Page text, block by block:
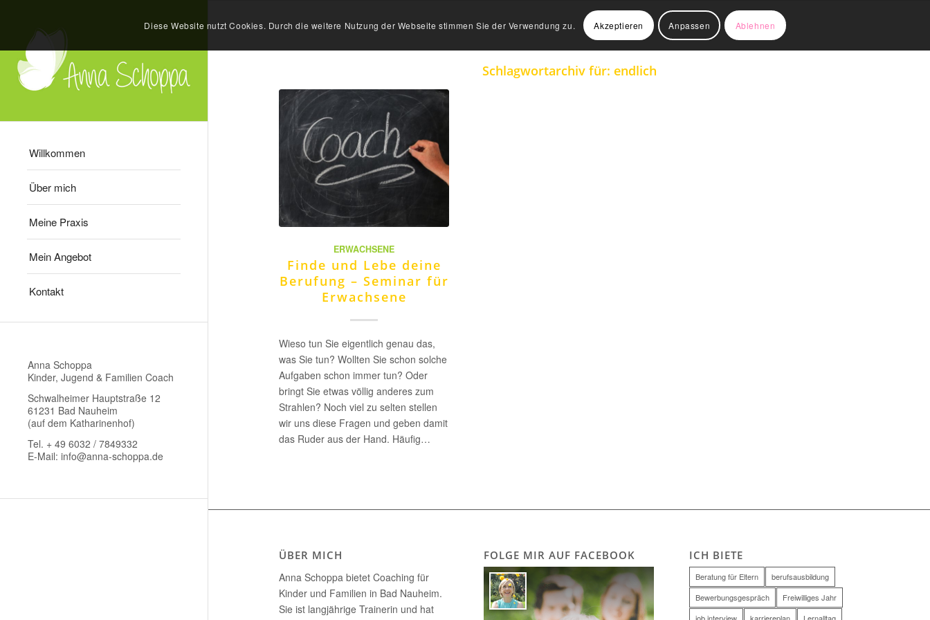
Willkommen
Über mich
Meine Praxis
Mein Angebot
Kontakt
Anna Schoppa
Kinder, Jugend & Familien Coach
Schwalheimer Hauptstraße 12
61231 Bad Nauheim
(auf dem Katharinenhof)
Tel. + 49 6032 / 7849332
E-Mail: info@anna-schoppa.de
Schlagwortarchiv für: endlich
ERWACHSENE
Finde und Lebe deine
Berufung – Seminar für
Erwachsene
Wieso tun Sie eigentlich genau das,
was Sie tun? Wollten Sie schon solche
Aufgaben schon immer tun? Oder
bringt Sie etwas völlig anderes zum
Strahlen? Noch viel zu selten stellen
wir uns diese Fragen und geben damit
das Ruder aus der Hand. Häufig…
ÜBER MICH
Anna Schoppa bietet Coaching für
Kinder und Familien in Bad Nauheim.
Sie ist langjährige Trainerin und hat
FOLGE MIR AUF FACEBOOK ICH BIETE
Beratung für Eltern
berufsausbildung
Bewerbungsgespräch
Freiwilliges Jahr
Diese Website nutzt Cookies. Durch die weitere Nutzung der Webseite stimmen Sie der Verwendung zu. Akzeptieren Anpassen Ablehnen